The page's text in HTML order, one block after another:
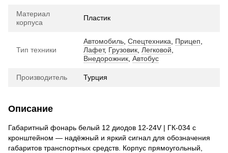
Материал
корпуса
Пластик
Тип техники
Автомобиль Спецтехника Прицеп
Лафет, Грузовик Легковой
Внедорожник Автобус
Производитель Турция
Описание
Габаритный фонарь белый 12 диодов 12-24V | ГК-034 с
кронштейном — надёжный и яркий сигнал для обозначения
габаритов транспортных средств. Корпус прямоугольный,